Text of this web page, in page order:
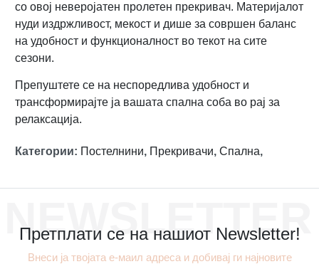
со овој неверојатен пролетен прекривач. Материјалот
нуди издржливост, мекост и дише за совршен баланс
на удобност и функционалност во текот на сите
сезони.
Препуштете се на неспоредлива удобност и
трансформирајте ја вашата спална соба во рај за
релаксација.
Категории: Постелнини, Прекривачи, Спална,
NEWSLETTER
Претплати се на нашиот Newsletter!
Внеси ја твојата е-маил адреса и добивај ги најновите